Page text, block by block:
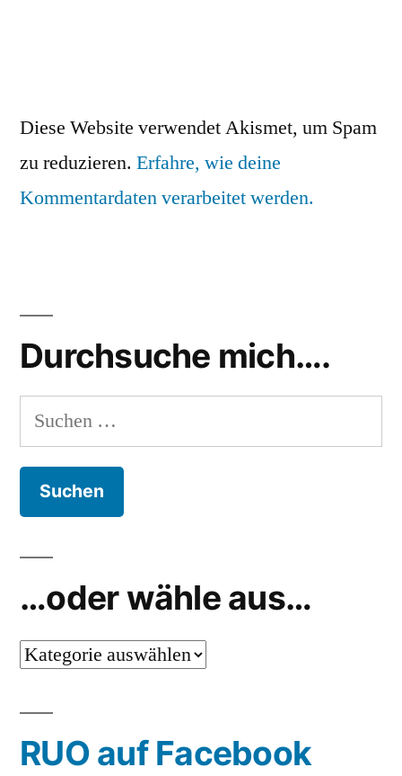
Diese Website verwendet Akismet, um Spam
zu reduzieren. Erfahre, wie deine
Kommentardaten verarbeitet werden.
Durchsuche mich….
Suchen
nach:
…oder wähle aus…
…
aus…
RUO auf Facebook